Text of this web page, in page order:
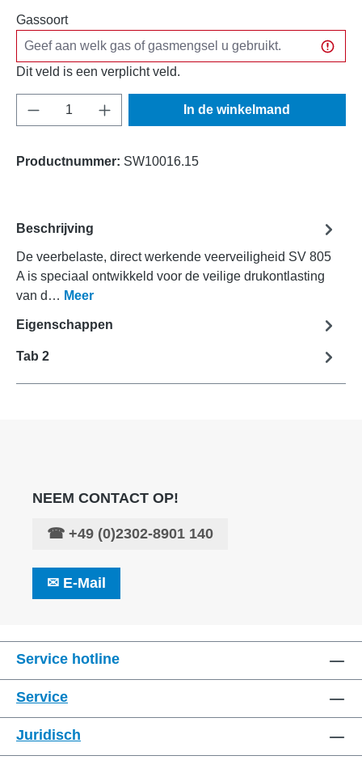
Gassoort
Dit veld is een verplicht veld.
Producthoeveelheid: Voer de gewenste
In de winkelmand
Productnummer: SW10016.15
Beschrijving
De veerbelaste, direct werkende veerveiligheid SV 805
A is speciaal ontwikkeld voor de veilige drukontlasting
van d… Meer
Eigenschappen
Tab 2
NEEM CONTACT OP!
☎ +49 (0)2302-8901 140
✉ E-Mail
Service hotline
Service
Juridisch